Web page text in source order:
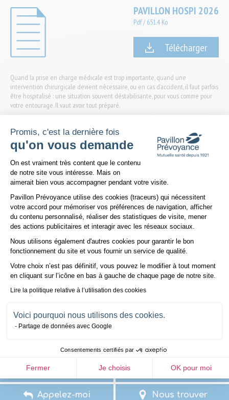
Promis, c'est la dernière fois
qu'on vous demande
Plateforme de Gestion du
On est vraiment très content que le contenu
de notre site vous intéresse. Mais on
aimerait bien vous accompagner pendant votre visite.
Pavillon Prévoyance utilise des cookies (traceurs) qui nécessitent
votre accord pour mémoriser vos préférences de navigation, afficher
du contenu personnalisé, réaliser des statistiques de visite, mener
des actions publicitaires et interagir avec les réseaux sociaux.
Nous utilisons également d'autres cookies pour garantir le bon
fonctionnement du site et vous fournir un service de qualité.
Votre choix n’est pas définitif, vous pouvez le modifier à tout moment
en cliquant sur l’icône en bas à gauche de chaque page de notre site.
Lire la politique relative à l’utilisation des cookies
Voici pourquoi nous utilisons des cookies.
Partage de données avec Google
Consentements certifiés par
Fermer Je choisis OK pour moi
Axeptio consent
PAVILLON HOSPI 2026
Pdf/651.4 Ko
Télécharger
Quand la prise en charge médicale est trop importante, quand une
intervention chirurgicale devient nécessaire, ou en cas d’accident, il faut parfois
être hospitalisé : une situation souvent déstabilisante, pour vous comme pour
votre entourage. Il vaut avoir tout préparé.
souhaitez-vous être admis et quel praticien sera en charge de votre dossier ?
Vous devrez préparer les divers documents demandés en amont de votre
hospitalisation : votre carte vitale, votre attestation de vos droits à jour, votre
carnet de santé ainsi que votre carte mutualiste de tiers payant
Prévoyanceauprès duquel vous aurez pris soin, en amont, de faire une
Une hospitalisation peut coûter cher, avoir une complémentaire santé chez
Pavillon Prévoyancepermet de diminuer votre reste à charge et ainsi être
remboursé des frais non pris en charge par la Sécurité sociale, tels que les
dépassements d'honoraires, la chambre particulière, le forfait journalier
hospitalier… sans oublier les services d’assistance inclus et pratiques tels que
la prise en charge d'un taxi ou d'une ambulance, une aide ménagère à votre
retour, la prise en charge de vos animaux domestiques.
(1) Sous réserve des délais d’attente.
NOUS CONTACTER
Écrivez-nous 05 57 81 24 41
Appelez-moi Nous trouver